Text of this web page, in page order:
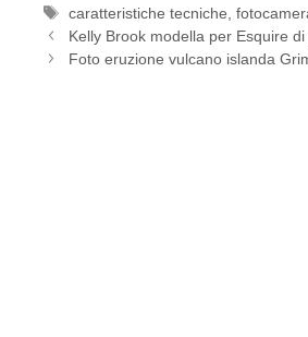
Tag
caratteristiche tecniche ,
Kelly Brook modella per Esquire di
Foto eruzione vulcano islanda